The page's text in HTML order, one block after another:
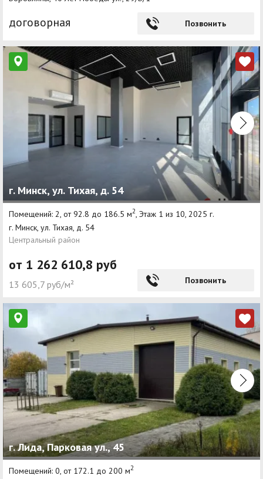
договорная Позвонить
г. Минск, ул. Тихая, д. 54
Помещений: 2, от 92.8 до 186.5 м2 , Этаж 1 из 10, 2025 г.
г. Минск, ул. Тихая, д. 54
Центральный район
от 1 262 610,8 руб
13 605,7 руб/м² Позвонить
г. Лида, Парковая ул., 45
Помещений: 0, от 172.1 до 200 м2